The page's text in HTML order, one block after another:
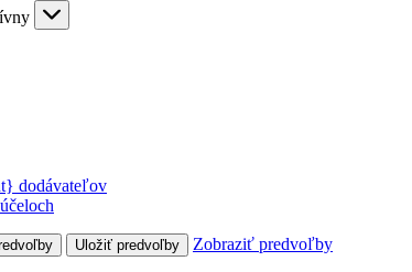
dodávateľov
Uložiť predvoľby Zobraziť predvoľby